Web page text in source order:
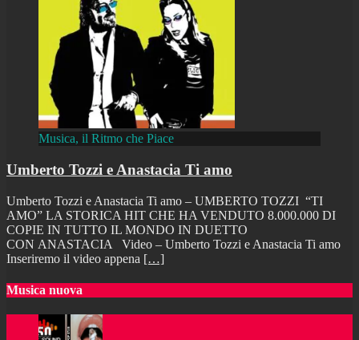
Musica, il Ritmo che Piace
Umberto Tozzi e Anastacia Ti amo
Umberto Tozzi e Anastacia Ti amo – UMBERTO TOZZI “TI
AMO” LA STORICA HIT CHE HA VENDUTO 8.000.000 DI
COPIE IN TUTTO IL MONDO IN DUETTO
CON ANASTACIA Video – Umberto Tozzi e Anastacia Ti amo
Inseriremo il video appena […]
Musica nuova